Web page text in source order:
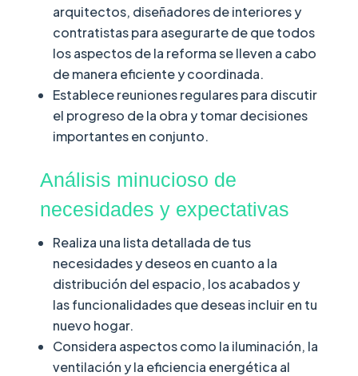
arquitectos, diseñadores de interiores y
contratistas para asegurarte de que todos
los aspectos de la reforma se lleven a cabo
de manera eficiente y coordinada.
Establece reuniones regulares para discutir
el progreso de la obra y tomar decisiones
importantes en conjunto.
Análisis minucioso de
necesidades y expectativas
Realiza una lista detallada de tus
necesidades y deseos en cuanto a la
distribución del espacio, los acabados y
las funcionalidades que deseas incluir en tu
nuevo hogar.
Considera aspectos como la iluminación, la
ventilación y la eficiencia energética al